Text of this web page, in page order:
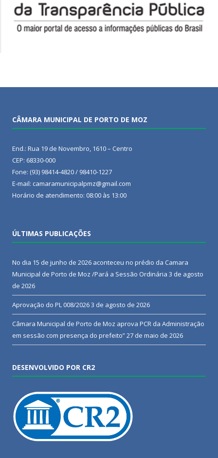
CÂMARA MUNICIPAL DE PORTO DE MOZ
End.: Rua 19 de Novembro, 1610 – Centro
CEP: 68330-000
Fone: (93) 98414-4820 / 98410-1227
E-mail: camaramunicipalpmz@gmail.com
Horário de atendimento: 08:00 às 13:00
ÚLTIMAS PUBLICAÇÕES
No dia 15 de junho de 2026 aconteceu no prédio da Camara
Municipal de Porto de Moz /Pará a Sessão Ordinária 3 de agosto
de 2026
Aprovação do PL 008/20263 de agosto de 2026
Câmara Municipal de Porto de Moz aprova PCR da Administração
em sessão com presença do prefeito”27 de maio de 2026
DESENVOLVIDO POR CR2